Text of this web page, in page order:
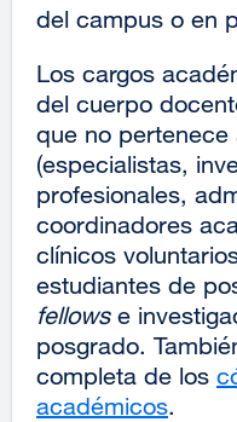
del campus o en
Los cargos
del cuerpo
que no
(especialistas,
profesionales,
coordinadores
clínicos
estudiantes de
fellowse
posgrado.
completa de los
académicos.